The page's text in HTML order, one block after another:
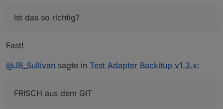
alle NEU und ganz FRISCH aus dem GIT
Umständen sehr sehr lange dauern - ist das
Ich frage nur, weil genau das mache ich gerade
Ist das so richtig?
Fast!
@JB_Sullivan sagte in Test Adapter Backitup v1.3.x:
FRISCH aus dem GIT